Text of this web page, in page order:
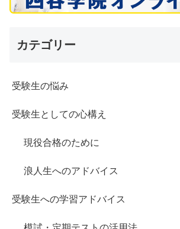
カテゴリー
受験生の悩み
受験生としての心構え
現役合格のために
浪人生へのアドバイス
受験生への学習アドバイス